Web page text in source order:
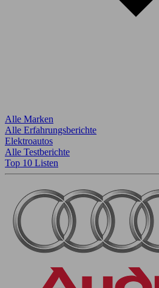
Alle Marken
Alle Erfahrungsberichte
Elektroautos
Alle Testberichte
Top 10 Listen